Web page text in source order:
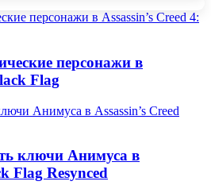
персонажи в
Flag
ключи Анимуса в
Flag Resynced